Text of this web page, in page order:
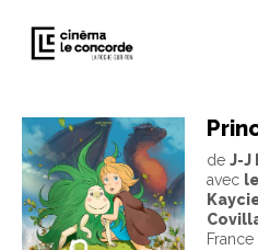
Entrez votre mot clé
(film, réalisateur, acteur,
de J-J
avec